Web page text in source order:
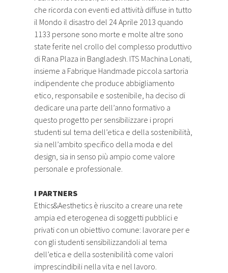
che ricorda con eventi ed attività diffuse in tutto
il Mondo il disastro del 24 Aprile 2013 quando
1133 persone sono morte e molte altre sono
state ferite nel crollo del complesso produttivo
di Rana Plaza in Bangladesh. ITS Machina Lonati,
insieme a Fabrique Handmade piccola sartoria
indipendente che produce abbigliamento
etico, responsabile e sostenibile, ha deciso di
dedicare una parte dell’anno formativo a
questo progetto per sensibilizzare i propri
studenti sul tema dell’etica e della sostenibilità,
sia nell’ambito specifico della moda e del
design, sia in senso più ampio come valore
personale e professionale.
I PARTNERS
Ethics&Aesthetics è riuscito a creare una rete
ampia ed eterogenea di soggetti pubblici e
privati con un obiettivo comune: lavorare per e
con gli studenti sensibilizzandoli al tema
dell’etica e della sostenibilità come valori
imprescindibili nella vita e nel lavoro.